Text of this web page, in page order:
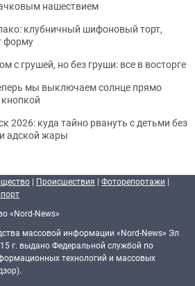
нашествием
клубничный шифоновый торт,
форму
с грушей, но без груши: все в восторге
мы выключаем солнце прямо
кнопкой
2026: куда тайно рвануть с детьми без
адской жары
| Происшествия | Фоторепортажи |
«Nord-News»
массовой информации «Nord-News» Эл
г. выдано Федеральной службой по
технологий и массовых